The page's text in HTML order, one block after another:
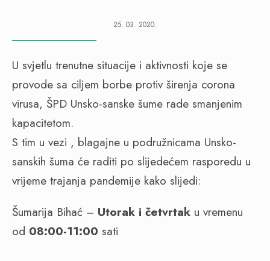
25. 03. 2020.
U svjetlu trenutne situacije i aktivnosti koje se
provode sa ciljem borbe protiv širenja corona
virusa, ŠPD Unsko-sanske šume rade smanjenim
kapacitetom.
S tim u vezi , blagajne u podružnicama Unsko-
sanskih šuma će raditi po slijedećem rasporedu u
vrijeme trajanja pandemije kako slijedi:
Šumarija Bihać – Utorak i četvrtak u vremenu
od 08:00-11:00 sati